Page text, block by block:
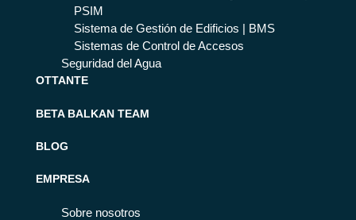
PSIM
Sistema de Gestión de Edificios | BMS
Sistemas de Control de Accesos
Seguridad del Agua
OTTANTE
BETA BALKAN TEAM
BLOG
EMPRESA
Sobre nosotros